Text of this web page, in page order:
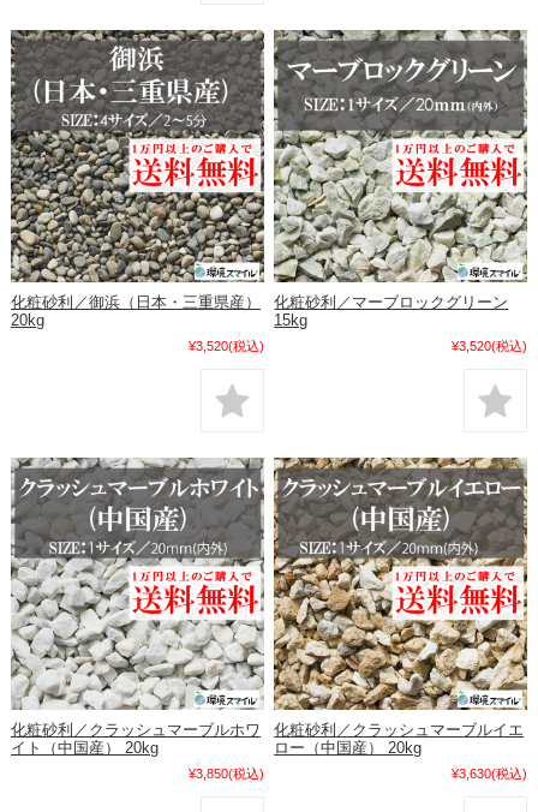
化粧砂利／御浜（日本・三重県産）
20kg
¥3,520(税込)
化粧砂利／マーブロックグリーン
15kg
¥3,520(税込)
化粧砂利／クラッシュマーブルホワ
イト（中国産） 20kg
¥3,850(税込)
化粧砂利／クラッシュマーブルイエ
ロー（中国産） 20kg
¥3,630(税込)